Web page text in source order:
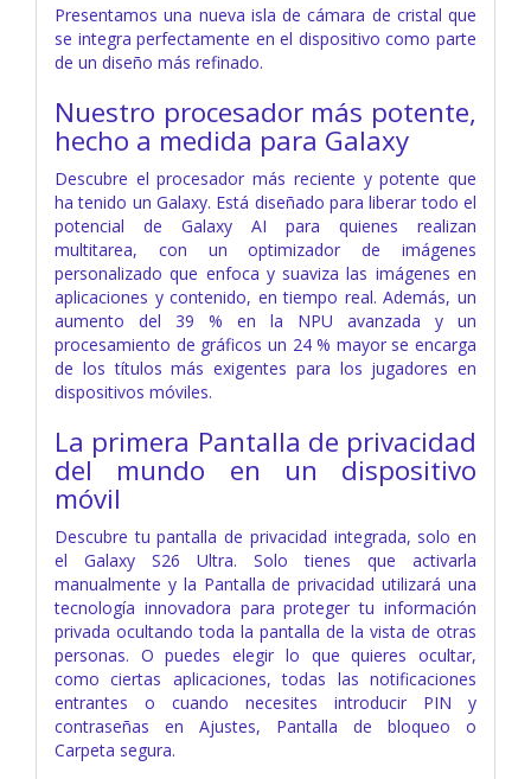
Presentamos una nueva isla de cámara de cristal que
se integra perfectamente en el dispositivo como parte
de un diseño más refinado.
Nuestro procesador más potente,
hecho a medida para Galaxy
Descubre el procesador más reciente y potente que
ha tenido un Galaxy. Está diseñado para liberar todo el
potencial de Galaxy AI para quienes realizan
multitarea, con un optimizador de imágenes
personalizado que enfoca y suaviza las imágenes en
aplicaciones y contenido, en tiempo real. Además, un
aumento del 39 % en la NPU avanzada y un
procesamiento de gráficos un 24 % mayor se encarga
de los títulos más exigentes para los jugadores en
dispositivos móviles.
La primera Pantalla de privacidad
del mundo en un dispositivo
móvil
Descubre tu pantalla de privacidad integrada, solo en
el Galaxy S26 Ultra. Solo tienes que activarla
manualmente y la Pantalla de privacidad utilizará una
tecnología innovadora para proteger tu información
privada ocultando toda la pantalla de la vista de otras
personas. O puedes elegir lo que quieres ocultar,
como ciertas aplicaciones, todas las notificaciones
entrantes o cuando necesites introducir PIN y
contraseñas en Ajustes, Pantalla de bloqueo o
Carpeta segura.